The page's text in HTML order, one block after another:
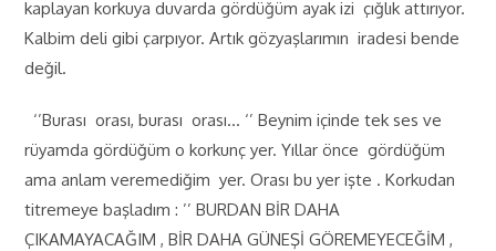
kaplayan korkuya duvarda gördüğüm ayak izi çığlık attırıyor.
Kalbim deli gibi çarpıyor. Artık gözyaşlarımın iradesi bende
değil.
‘’Burası orası, burası orası… ‘’ Beynim içinde tek ses ve
rüyamda gördüğüm o korkunç yer. Yıllar önce gördüğüm
ama anlam veremediğim yer. Orası bu yer işte . Korkudan
titremeye başladım : ’’ BURDAN BİR DAHA
ÇIKAMAYACAĞIM , BİR DAHA GÜNEŞİ GÖREMEYECEĞİM ,